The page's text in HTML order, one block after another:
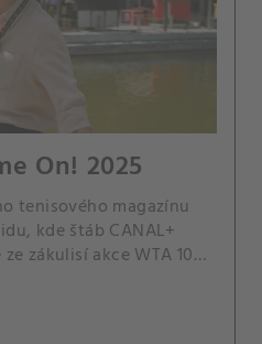
On! 2025
tenisového magazínu
kde štáb CANAL+
zákulisí akce WTA 1000
světová pětka Daniela